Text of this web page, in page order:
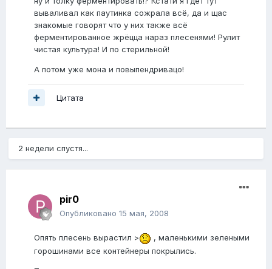
вываливал как паутинка сожрала всё, да и щас
знакомые говорят что у них также всё
ферментированное жрёцца нараз плесенями! Рулит
чистая культура! И по стерильной!
А потом уже мона и повыпендривацо!
Цитата
2 недели спустя...
pir0
Опубликовано 15 мая, 2008
Опять плесень вырастил >
, маленькими зелеными
горошинами все контейнеры покрылись.